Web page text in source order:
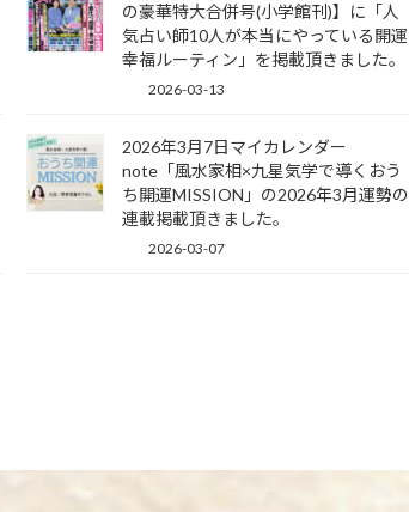
の豪華特大合併号(小学館刊)】に「人
気占い師10人が本当にやっている開運
幸福ルーティン」を掲載頂きました。
2026-03-13
2026年3月7日マイカレンダー
note「風水家相×九星気学で導くおう
ち開運MISSION」の2026年3月運勢の
連載掲載頂きました。
2026-03-07